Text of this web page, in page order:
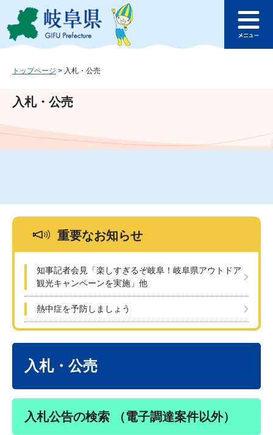
ジ
ュ
文
このページの本文へ
ュ
トップページ > 入札・公売
入札・公売
重要なお知らせ
知事記者会見「楽しすぎるぞ岐阜！岐阜県アウトドア
観光キャンペーンを実施」他
熱中症を予防しましょう
入札・公売
入札公告の検索 （電子調達案件以外）